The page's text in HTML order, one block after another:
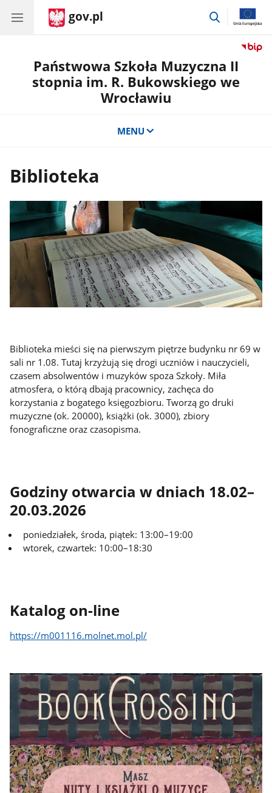
gov.pl
przejdź
Państwowa Szkoła Muzyczna II
stopnia im. R. Bukowskiego we
Wrocławiu
MENU
Biblioteka
Biblioteka mieści się na pierwszym piętrze budynku nr 69 w
sali nr 1.08. Tutaj krzyżują się drogi uczniów i nauczycieli,
czasem absolwentów i muzyków spoza Szkoły. Miła
atmosfera, o którą dbają pracownicy, zachęca do
korzystania z bogatego księgozbioru. Tworzą go druki
muzyczne (ok. 20000), książki (ok. 3000), zbiory
fonograficzne oraz czasopisma.
Godziny otwarcia w dniach 18.02–
20.03.2026
poniedziałek, środa, piątek: 13:00–19:00
wtorek, czwartek: 10:00–18:30
Katalog on-line
https://m001116.molnet.mol.pl/